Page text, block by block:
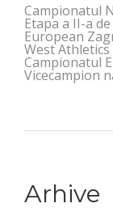
Campionatul
Etapa a II-a
European
West Athletics
Campionatul
Vicecampion
Arhive